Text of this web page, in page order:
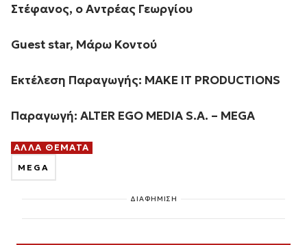
Στέφανος, ο Αντρέας Γεωργίου
Guest star, Μάρω Κοντού
Εκτέλεση Παραγωγής: MAKE IT PRODUCTIONS
Παραγωγή: ALTER EGO MEDIA S.A. – MEGA
ΑΛΛΑ ΘΕΜΑΤΑ
MEGA
ΔΙΑΦΗΜΙΣΗ